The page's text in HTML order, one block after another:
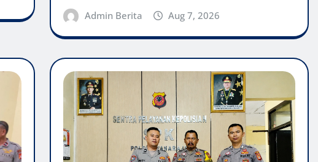
Admin Berita Aug 7, 2026